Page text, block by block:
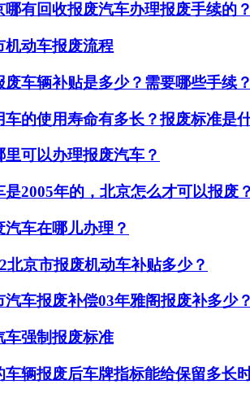
有回收报废汽车办理报废手续的？
机动车报废流程
车辆补贴是多少？需要哪些手续？
的使用寿命有多长？报废标准是
可以办理报废汽车？
2005年的，北京怎么才可以报废？
车在哪儿办理？
京市报废机动车补贴多少？
车报废补偿03年雅阁报废补多少？
车强制报废标准
辆报废后车牌指标能给保留多长